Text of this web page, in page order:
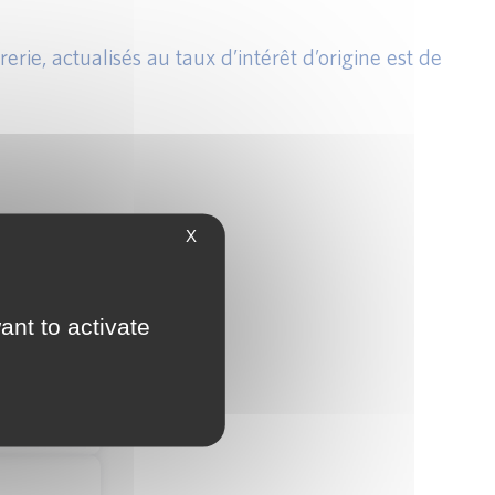
actualisés au taux d’intérêt d’origine est de
X
to activate